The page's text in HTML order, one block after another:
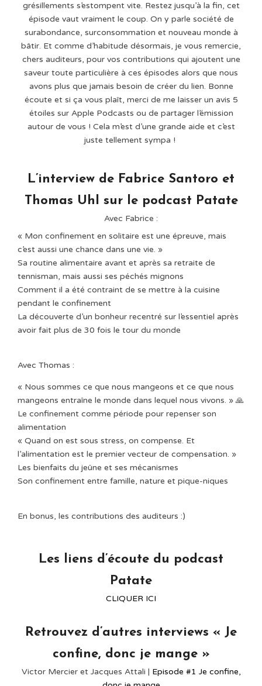
grésillements s’estompent vite. Restez jusqu’à la fin, cet
épisode vaut vraiment le coup. On y parle société de
surabondance, surconsommation et nouveau monde à
bâtir. Et comme d’habitude désormais, je vous remercie,
chers auditeurs, pour vos contributions qui ajoutent une
saveur toute particulière à ces épisodes alors que nous
avons plus que jamais besoin de créer du lien. Bonne
écoute et si ça vous plaît, merci de me laisser un avis 5
étoiles sur Apple Podcasts ou de partager l’émission
autour de vous ! Cela m’est d’une grande aide et c’est
juste tellement sympa !
L’interview de Fabrice Santoro et
Thomas Uhl sur le podcast Patate
Avec Fabrice :⁠
« Mon confinement en solitaire est une épreuve, mais
c’est aussi une chance dans une vie. » ⁠
Sa routine alimentaire avant et après sa retraite de
tennisman, mais aussi ses péchés mignons⁠
Comment il a été contraint de se mettre à la cuisine
pendant le confinement⁠
La découverte d’un bonheur recentré sur l’essentiel après
avoir fait plus de 30 fois le tour du monde⁠
Avec Thomas : ⁠
« Nous sommes ce que nous mangeons et ce que nous
mangeons entraîne le monde dans lequel nous vivons. » 🙏⁠
Le confinement comme période pour repenser son
alimentation⁠
« Quand on est sous stress, on compense. Et
l’alimentation est le premier vecteur de compensation. »⁠
Les bienfaits du jeûne et ses mécanismes ⁠
Son confinement entre famille, nature et pique-niques⁠
En bonus, les contributions des auditeurs :)⁠
Les liens d’écoute du podcast
Patate
CLIQUER ICI
Retrouvez d’autres interviews « Je
confine, donc je mange »
Victor Mercier et Jacques Attali | Episode #1 Je confine,